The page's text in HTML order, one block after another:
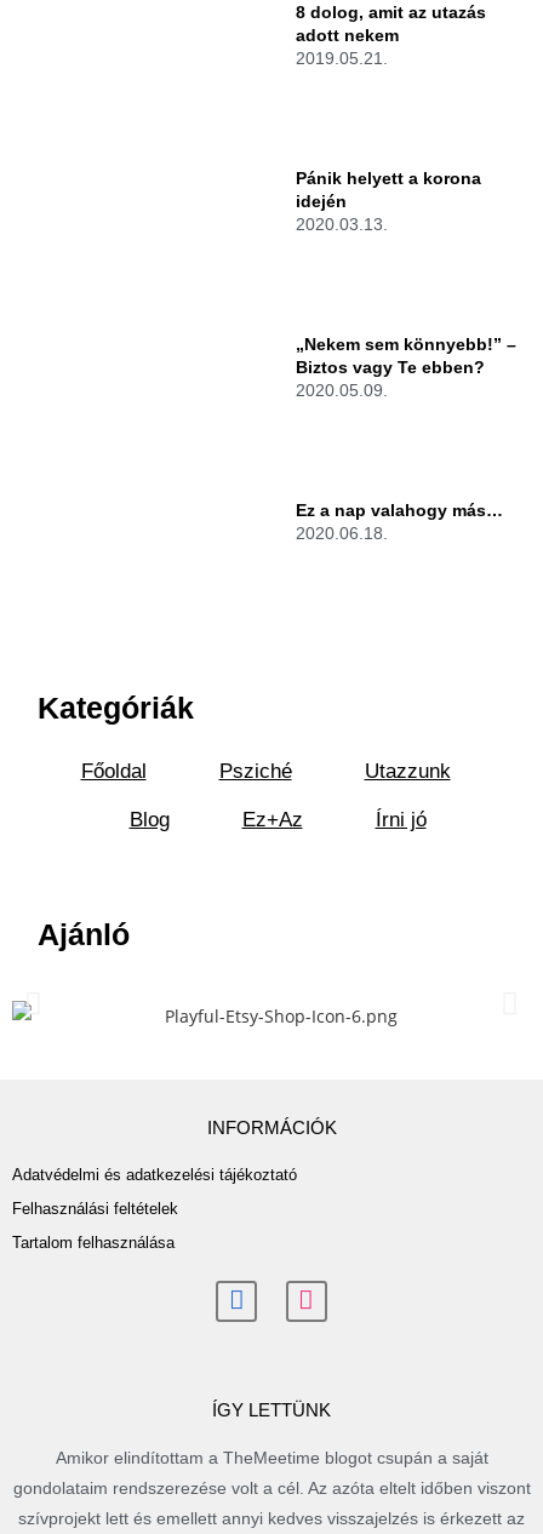
8 dolog, amit az utazás
adott nekem
2019.05.21.
Pánik helyett a korona
idején
2020.03.13.
„Nekem sem könnyebb!” –
Biztos vagy Te ebben?
2020.05.09.
Ez a nap valahogy más…
2020.06.18.
Kategóriák
Főoldal Psziché Utazzunk
Blog Ez+Az Írni jó
Ajánló
INFORMÁCIÓK
Adatvédelmi és adatkezelési tájékoztató
Felhasználási feltételek
Tartalom felhasználása
ÍGY LETTÜNK
Amikor elindítottam a TheMeetime blogot csupán a saját
gondolataim rendszerezése volt a cél. Az azóta eltelt időben viszont
szívprojekt lett és emellett annyi kedves visszajelzés is érkezett az